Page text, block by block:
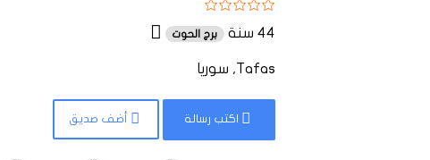
44 سنة برج الحوت
Tafas, سوريا
اكتب رسالة أضف صديق